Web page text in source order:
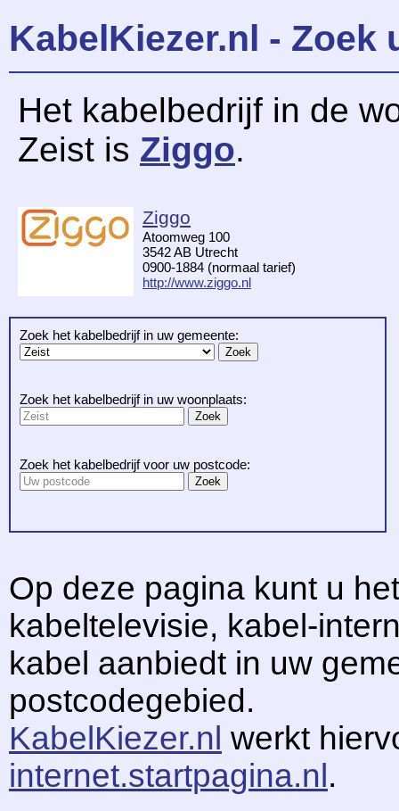
KabelKiezer.nl - Zoek
Het kabelbedrijf in de
Zeist is Ziggo.
Ziggo
Atoomweg 100
3542 AB Utrecht
0900-1884 (normaal tarief)
http://www.ziggo.nl
Zoek het kabelbedrijf in uw gemeente:
Zoek het kabelbedrijf in uw woonplaats:
Zoek het kabelbedrijf voor uw postcode:
Op deze pagina kunt u
kabeltelevisie, kabel-
kabel aanbiedt in uw
postcodegebied.
KabelKiezer.nl werkt
internet.startpagina.nl.